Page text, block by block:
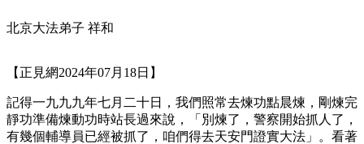
北京大法弟子 祥和
【正見網2024年07月18日】
記得一九九九年七月二十日，我們照常去煉功點晨煉，剛煉完
靜功準備煉動功時站長過來說，「別煉了，警察開始抓人了，
有幾個輔導員已經被抓了，咱們得去天安門證實大法」。看著